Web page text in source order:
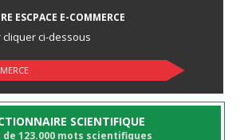
ESCPACE E-COMMERCE
ci-dessous
SCIENTIFIQUE
de 123.000 mots scientifiques